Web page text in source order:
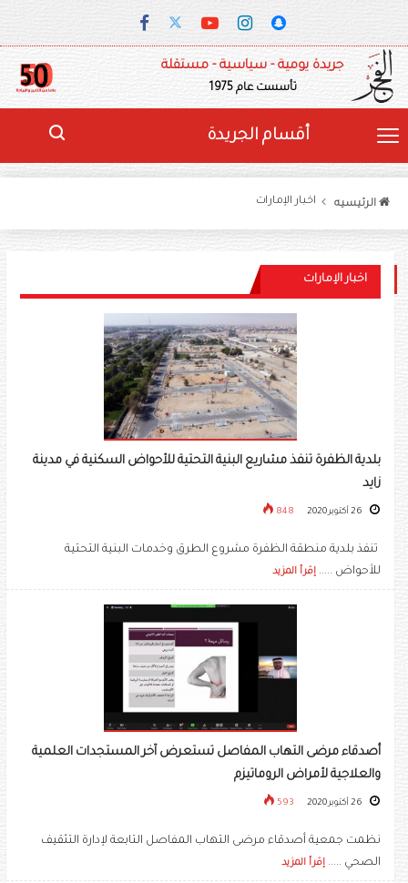
جريدة يومية - سياسية - مستقلة
تأسست عام 1975
أقسام الجريدة
الرئيسيه اخبار الإمارات
اخبار الإمارات
بلدية الظفرة تنفذ مشاريع البنية التحتية للأحواض السكنية في مدينة
زايد
848
تنفذ بلدية منطقة الظفرة مشروع الطرق وخدمات البنية التحتية
للأحواض ..... إقرأ المزيد
أصدقاء مرضى التهاب المفاصل تستعرض آخر المستجدات العلمية
والعلاجية لأمراض الروماتيزم
593
نظمت جمعية أصدقاء مرضى التهاب المفاصل التابعة لإدارة التثقيف
الصحي ..... إقرأ المزيد